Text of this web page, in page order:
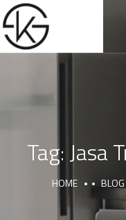
Tag: Jasa
HOME BLOG